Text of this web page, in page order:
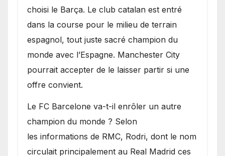
choisi le Barça. Le club catalan est entré
dans la course pour le milieu de terrain
espagnol, tout juste sacré champion du
monde avec l’Espagne. Manchester City
pourrait accepter de le laisser partir si une
offre convient.
​Le FC Barcelone va-t-il enrôler un autre
champion du monde ? Selon
les informations de RMC, Rodri, dont le nom
circulait principalement au Real Madrid ces